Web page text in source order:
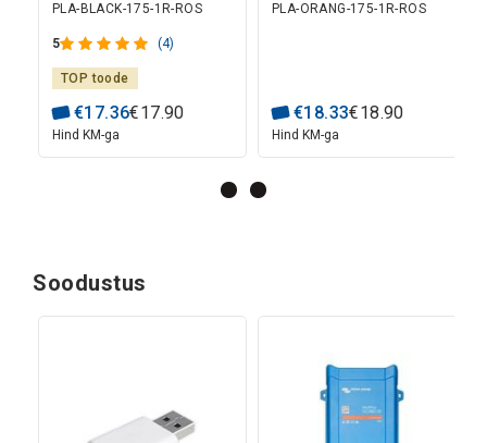
refill Rosa3D
PLA-BLACK-175-1R-ROS
5 (4)
TOP toode
€17.36€17.90
Hind KM-ga
Rosa3D
PLA-ORANG-175-1R-ROS
€18.33€18.90
Hind KM-ga
Soodustus